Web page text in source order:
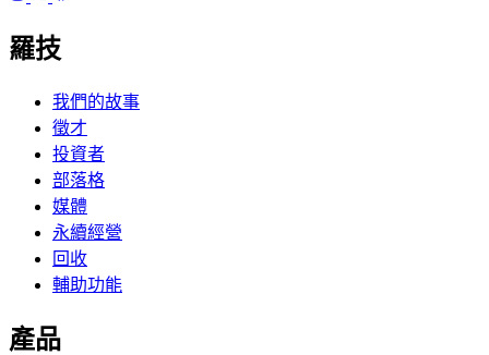
羅技
我們的故事
徵才
投資者
部落格
媒體
永續經營
回收
輔助功能
產品